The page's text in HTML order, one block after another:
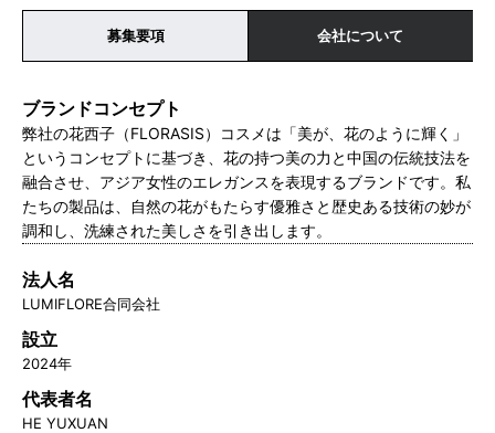
募集要項 会社について
ブランドコンセプト
弊社の花西子（FLORASIS）コスメは「美が、花のように輝く」
というコンセプトに基づき、花の持つ美の力と中国の伝統技法を
融合させ、アジア女性のエレガンスを表現するブランドです。私
たちの製品は、自然の花がもたらす優雅さと歴史ある技術の妙が
調和し、洗練された美しさを引き出します。
法人名
LUMIFLORE合同会社
設立
2024年
代表者名
HE YUXUAN